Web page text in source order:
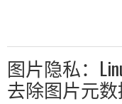
图片隐私：
去除图片元